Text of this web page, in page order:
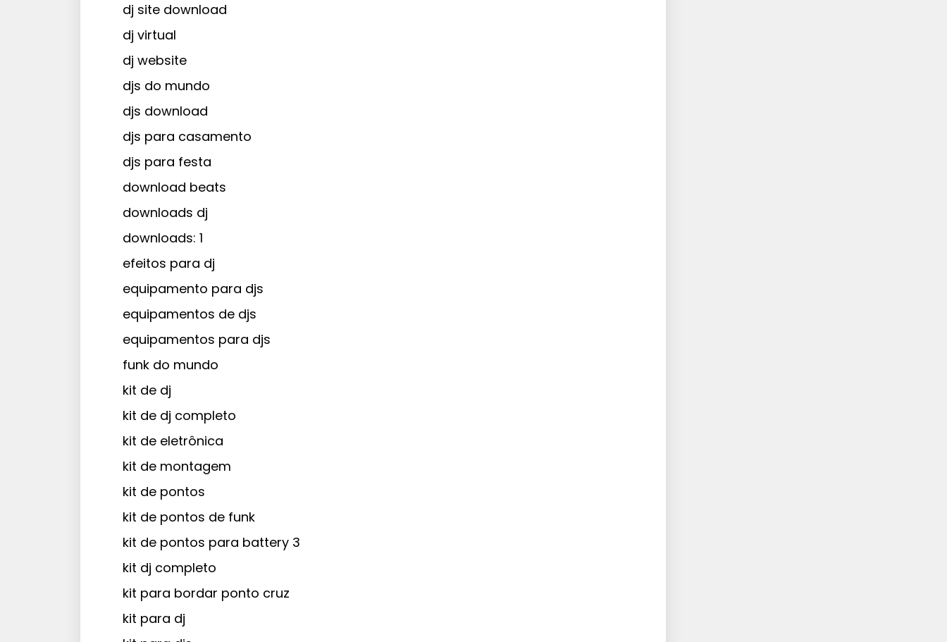
dj site download
dj virtual
dj website
djs do mundo
djs download
djs para casamento
djs para festa
download beats
downloads dj
downloads: 1
efeitos para dj
equipamento para djs
equipamentos de djs
equipamentos para djs
funk do mundo
kit de dj
kit de dj completo
kit de eletrônica
kit de montagem
kit de pontos
kit de pontos de funk
kit de pontos para battery 3
kit dj completo
kit para bordar ponto cruz
kit para dj